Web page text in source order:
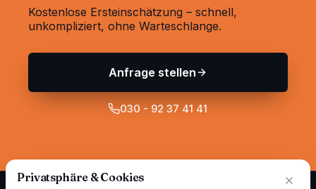
Kostenlose Ersteinschätzung – schnell,
unkompliziert, ohne Warteschlange.
Anfrage stellen
030 - 92 37 41 41
Privatsphäre & Cookies